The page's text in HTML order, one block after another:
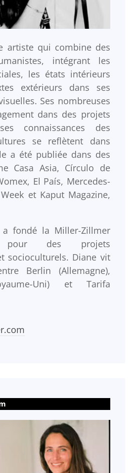
artiste qui combine des
intégrant les
les états intérieurs
extérieurs dans ses
Ses nombreuses
dans des projets
connaissances des
se reflètent dans
a été publiée dans des
Casa Asia, Círculo de
El País, Mercedes-
et Kaput Magazine,
fondé la Miller-Zillmer
pour des projets
socioculturels. Diane vit
Berlin (Allemagne),
Uni) et Tarifa